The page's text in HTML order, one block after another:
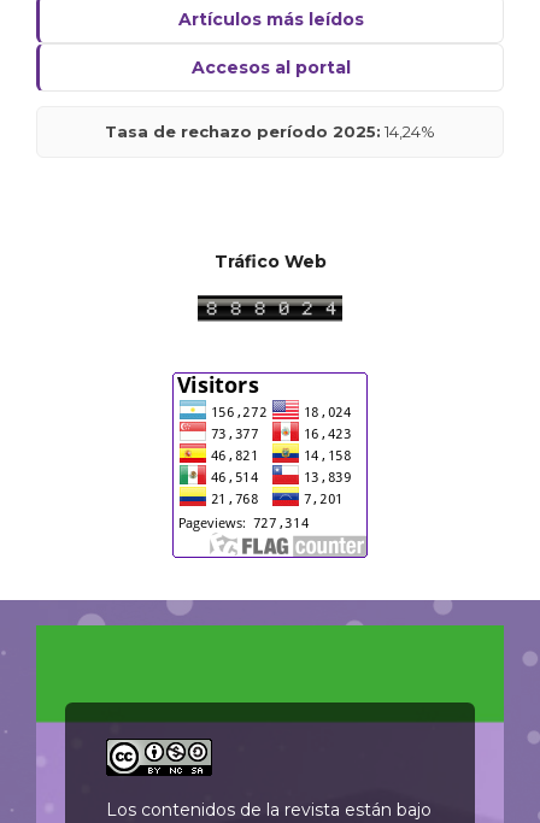
Artículos más leídos
Accesos al portal
Tasa de rechazo período 2025: 14,24%
Tráfico Web
Los contenidos de la revista están bajo